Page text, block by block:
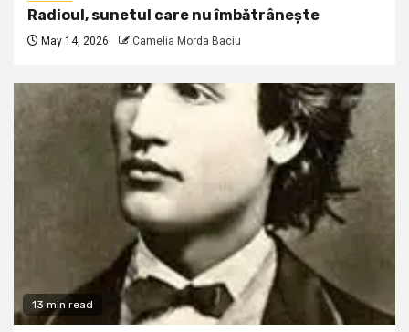
Radioul, sunetul care nu îmbătrânește
May 14, 2026 Camelia Morda Baciu
13 min read